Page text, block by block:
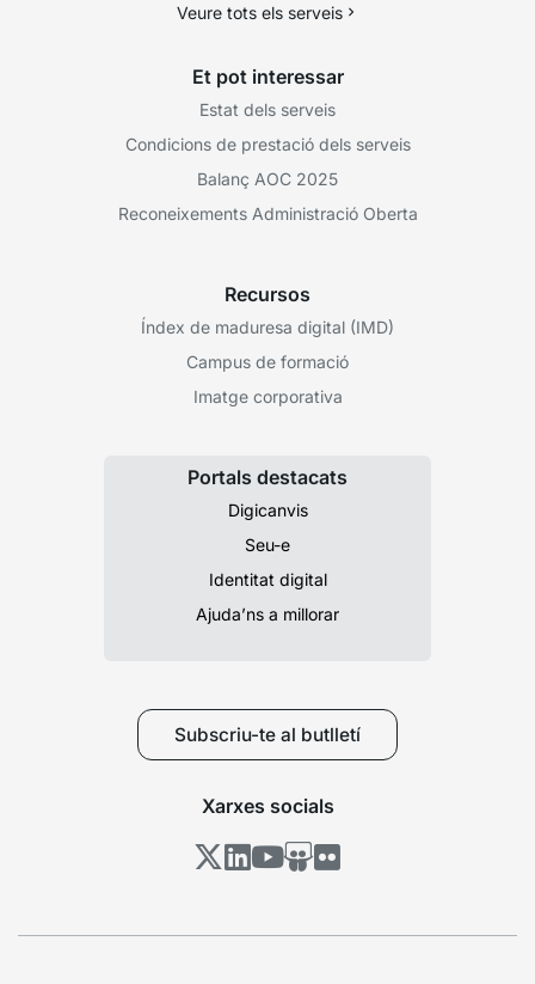
Veure tots els serveis
Et pot interessar
Estat dels serveis
Condicions de prestació dels serveis
Balanç AOC 2025
Reconeixements Administració Oberta
Recursos
Índex de maduresa digital (IMD)
Campus de formació
Imatge corporativa
Portals destacats
Digicanvis
Seu-e
Identitat digital
Ajuda’ns a millorar
Subscriu-te al butlletí
Xarxes socials